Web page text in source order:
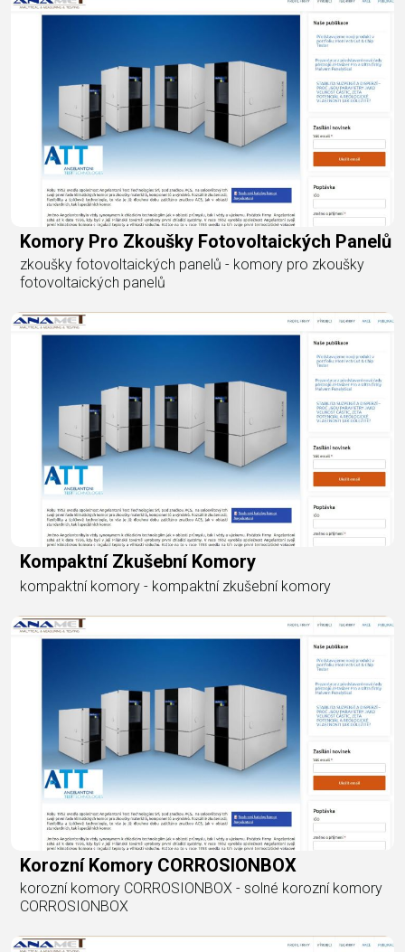
Komory Pro Zkoušky Fotovoltaických Panelů
zkoušky fotovoltaických panelů - komory pro zkoušky
fotovoltaických panelů
Kompaktní Zkušební Komory
kompaktní komory - kompaktní zkušební komory
Korozní Komory CORROSIONBOX
korozní komory CORROSIONBOX - solné korozní komory
CORROSIONBOX